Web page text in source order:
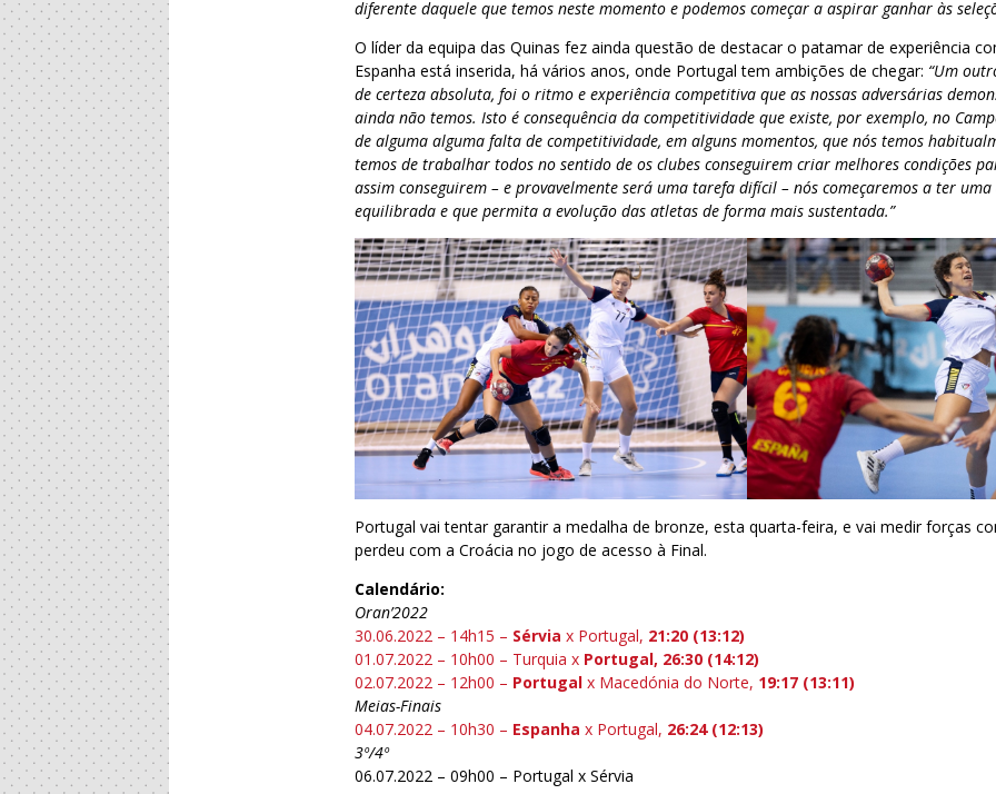
diferente daquele que temos neste momento e podemos começar a aspirar ganhar às
O líder da equipa das Quinas fez ainda questão de destacar o patamar de experiência
Espanha está inserida, há vários anos, onde Portugal tem ambições de chegar: “Um
de certeza absoluta, foi o ritmo e experiência competitiva que as nossas adversárias
ainda não temos. Isto é consequência da competitividade que existe, por exemplo, no
de alguma alguma falta de competitividade, em alguns momentos, que nós temos
temos de trabalhar todos no sentido de os clubes conseguirem criar melhores condições
assim conseguirem – e provavelmente será uma tarefa difícil – nós começaremos a ter
equilibrada e que permita a evolução das atletas de forma mais sustentada.”
Portugal vai tentar garantir a medalha de bronze, esta quarta-feira, e vai medir forças
perdeu com a Croácia no jogo de acesso à Final.
Calendário:
Oran’2022
30.06.2022 – 14h15 – Sérvia x Portugal, 21:20 (13:12)
01.07.2022 – 10h00 – Turquia x Portugal, 26:30 (14:12)
02.07.2022 – 12h00 – Portugal x Macedónia do Norte, 19:17 (13:11)
Meias-Finais
04.07.2022 – 10h30 – Espanha x Portugal, 26:24 (12:13)
3º/4º
06.07.2022 – 09h00 – Portugal x Sérvia